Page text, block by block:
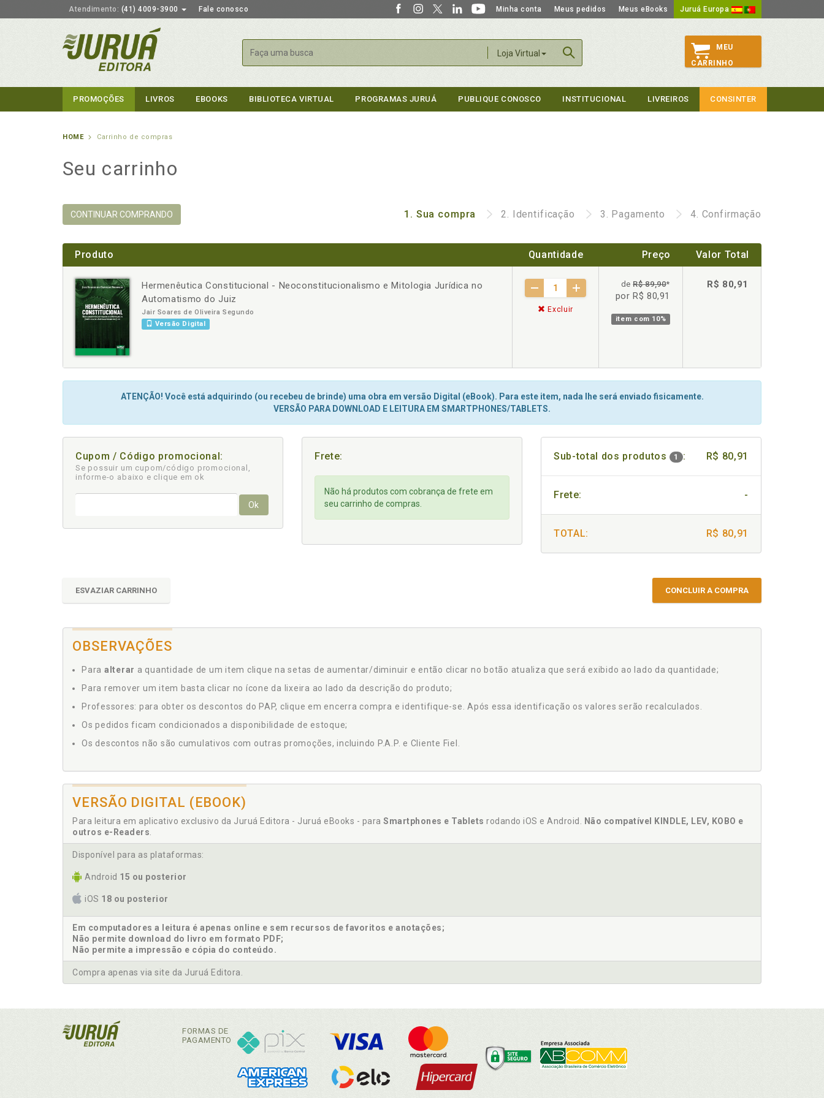
Atendimento: (41) 4009-3900 Fale conosco Minha conta Meus pedidos Meus eBooks Juruá Europa
Loja Virtual
Buscar
MEU
CARRINHO
PROMOÇÕES LIVROS EBOOKS BIBLIOTECA VIRTUAL PROGRAMAS JURUÁ PUBLIQUE CONOSCO INSTITUCIONAL LIVREIROS CONSINTER
HOME Carrinho de compras
Seu carrinho
CONTINUAR COMPRANDO 1. Sua compra 2. Identificação 3. Pagamento 4. Confirmação
Produto Quantidade Preço Valor Total
Hermenêutica Constitucional - Neoconstitucionalismo e Mitologia Jurídica no
Automatismo do Juiz
Jair Soares de Oliveira Segundo
Versão Digital
- +
Excluir
deR$ 89,90*
por R$ 80,91
item com 10%
R$ 80,91
ATENÇÃO! Você está adquirindo (ou recebeu de brinde) uma obra em versão Digital (eBook). Para este item, nada lhe será enviado fisicamente.
VERSÃO PARA DOWNLOAD E LEITURA EM SMARTPHONES/TABLETS.
Cupom / Código promocional:
Se possuir um cupom/código promocional,
informe-o abaixo e clique em ok
Ok
Frete:
Não há produtos com cobrança de frete em
seu carrinho de compras.
Sub-total dos produtos 1 : R$ 80,91
Frete: -
TOTAL: R$ 80,91
ESVAZIAR CARRINHO CONCLUIR A COMPRA
OBSERVAÇÕES
Para alterar a quantidade de um item clique na setas de aumentar/diminuir e então clicar no botão atualiza que será exibido ao lado da quantidade;
Para remover um item basta clicar no ícone da lixeira ao lado da descrição do produto;
Professores: para obter os descontos do PAP, clique em encerra compra e identifique-se. Após essa identificação os valores serão recalculados.
Os pedidos ficam condicionados a disponibilidade de estoque;
Os descontos não são cumulativos com outras promoções, incluindo P.A.P. e Cliente Fiel.
VERSÃO DIGITAL (EBOOK)
Para leitura em aplicativo exclusivo da Juruá Editora - Juruá eBooks - para Smartphones e Tablets rodando iOS e Android.
Não compatível KINDLE, LEV, KOBO e
outros e-Readers
Disponível para as plataformas:
Android 15 ou posterior
iOS 18 ou posterior
Em computadores a leitura é apenas online e sem recursos de favoritos e anotações;
Não permite download do livro em formato PDF;
Não permite a impressão e cópia do conteúdo.
Compra apenas via site da Juruá Editora.
FORMAS DE
PAGAMENTO